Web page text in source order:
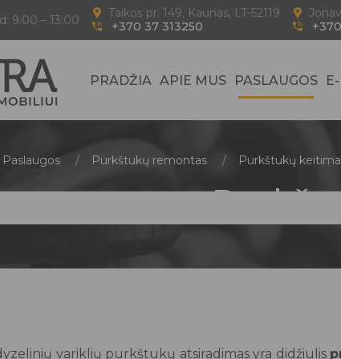
9:00 – 13:00
Taikos pr. 149, Kaunas, LT-52119
+370 37 313250
PRADŽIA APIE MUS PASLAUGOS
Paslaugos Purkštukų remontas Purkštukų
variklių purkštukų atsiradimas yra didžiulis